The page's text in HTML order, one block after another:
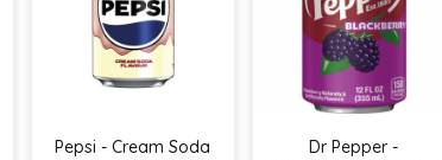
Pepsi - Cream Soda
Dr Pepper -